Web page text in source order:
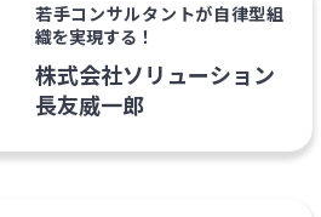
若手コンサルタントが⾃律型組
織を実現する！
株式会社ソリューション
長友威一郎